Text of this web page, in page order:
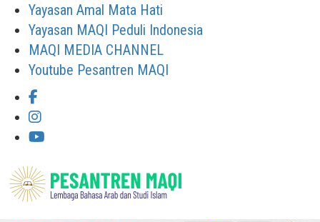
Skip
content
Yayasan Amal Mata Hati
Yayasan MAQI Peduli Indonesia
MAQI MEDIA CHANNEL
Youtube Pesantren MAQI